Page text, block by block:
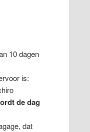
10 dagen
is:
de dag
dat